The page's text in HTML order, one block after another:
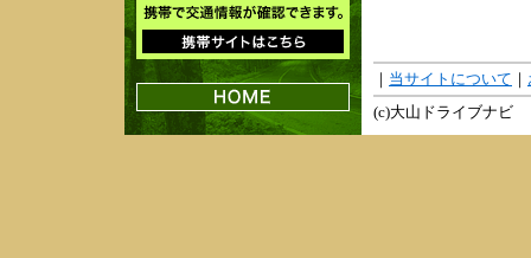
｜ 当サイトについて ｜
(c)大山ドライブナビ